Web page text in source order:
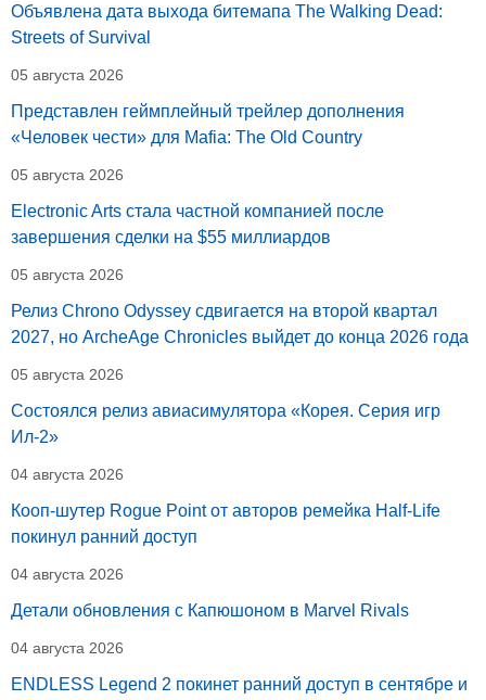
Объявлена дата выхода битемапа The Walking Dead:
Streets of Survival
05 августа 2026
Представлен геймплейный трейлер дополнения
«Человек чести» для Mafia: The Old Country
05 августа 2026
Electronic Arts стала частной компанией после
завершения сделки на $55 миллиардов
05 августа 2026
Релиз Chrono Odyssey сдвигается на второй квартал
2027, но ArcheAge Chronicles выйдет до конца 2026 года
05 августа 2026
Состоялся релиз авиасимулятора «Корея. Серия игр
Ил-2»
04 августа 2026
Кооп-шутер Rogue Point от авторов ремейка Half-Life
покинул ранний доступ
04 августа 2026
Детали обновления с Капюшоном в Marvel Rivals
04 августа 2026
ENDLESS Legend 2 покинет ранний доступ в сентябре и